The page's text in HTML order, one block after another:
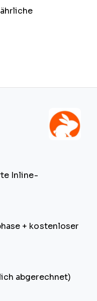
Inline-
+ kostenloser
abgerechnet)